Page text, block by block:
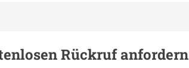
Rückruf anfordern